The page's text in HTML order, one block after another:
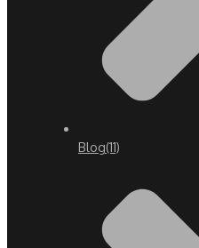
Blog(11)